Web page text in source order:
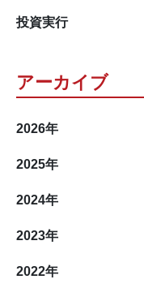
投資実行
アーカイブ
2026年
2025年
2024年
2023年
2022年